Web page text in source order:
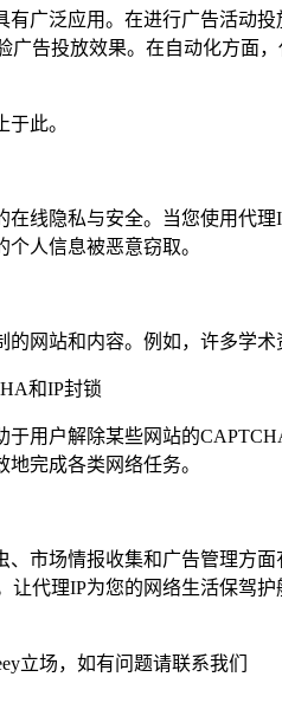
有广泛应用。在进行广告活动
广告投放效果。在自动化方面
此。
在线隐私与安全。当您使用代
人信息被恶意窃取。
网站和内容。例如，许多学
和IP封锁
用户解除某些网站的
完成各类网络任务。
市场情报收集和广告管理方
让代理IP为您的网络生活保驾
立场，如有问题请联系我们